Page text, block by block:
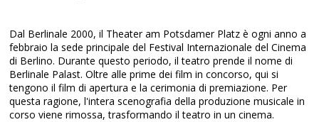
Dal Berlinale 2000, il Theater am Potsdamer Platz è ogni anno a
febbraio la sede principale del Festival Internazionale del Cinema
di Berlino. Durante questo periodo, il teatro prende il nome di
Berlinale Palast. Oltre alle prime dei film in concorso, qui si
tengono il film di apertura e la cerimonia di premiazione. Per
questa ragione, l'intera scenografia della produzione musicale in
corso viene rimossa, trasformando il teatro in un cinema.